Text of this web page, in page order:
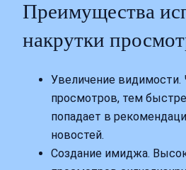
Преимущества
накрутки
Увеличение
просмотров, тем
попадает в
новостей.
Создание имиджа.